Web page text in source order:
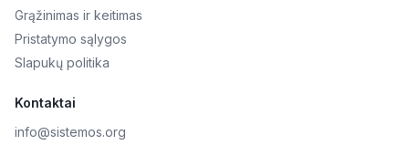
Grąžinimas ir keitimas
Pristatymo sąlygos
Slapukų politika
Kontaktai
info@sistemos.org